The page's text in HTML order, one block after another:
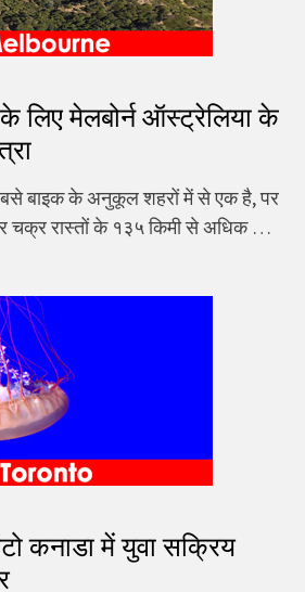
लिए मेलबोर्न ऑस्ट्रेलिया के
बाइक के अनुकूल शहरों में से एक है, पर
चक्र रास्तों के १३५ किमी से अधिक …
कनाडा में युवा सक्रिय